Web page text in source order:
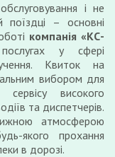
і не
поїздці – основні
компанія «КС-
у сфері
Квиток на
вибором для
високого
та диспетчерів.
атмосферою
якого прохання
в дорозі.